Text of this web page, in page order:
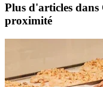
Plus d'articles dans
proximité